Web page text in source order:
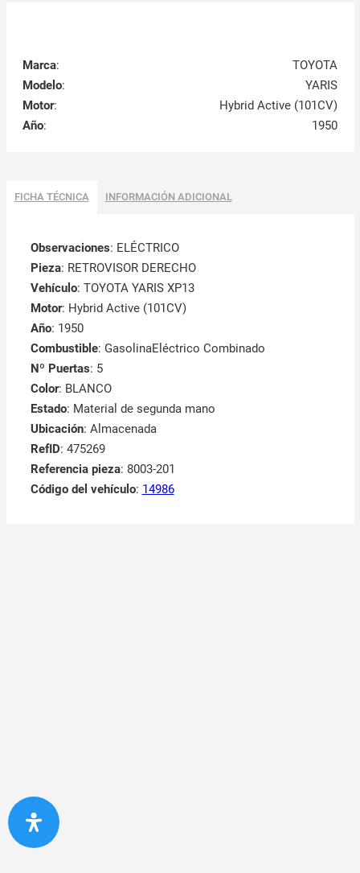
Marca:
TOYOTA
Modelo:
YARIS
Motor:
Hybrid Active (101CV)
Año: 1950
FICHA TÉCNICA INFORMACIÓN ADICIONAL
Observaciones: ELÉCTRICO
Pieza: RETROVISOR DERECHO
Vehículo: TOYOTA YARIS XP13
Motor: Hybrid Active (101CV)
Año: 1950
Combustible: GasolinaEléctrico Combinado
Nº Puertas: 5
Color: BLANCO
Estado: Material de segunda mano
Ubicación: Almacenada
RefID: 475269
Referencia pieza: 8003-201
Código del vehículo: 14986